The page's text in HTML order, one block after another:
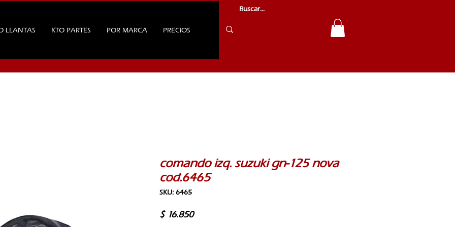
LLANTAS KTO PARTES POR MARCA PRECIOS
comando izq. suzuki gn-125 nova
cod.6465
SKU: 6465
$ 16.850Precio